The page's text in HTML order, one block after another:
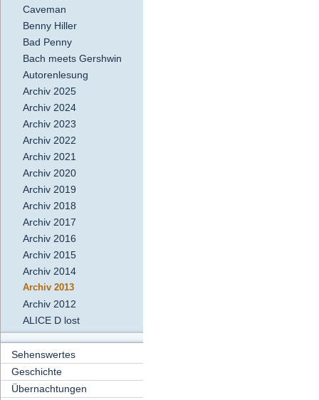
Caveman
Benny Hiller
Bad Penny
Bach meets Gershwin
Autorenlesung
Archiv 2025
Archiv 2024
Archiv 2023
Archiv 2022
Archiv 2021
Archiv 2020
Archiv 2019
Archiv 2018
Archiv 2017
Archiv 2016
Archiv 2015
Archiv 2014
Archiv 2013
Archiv 2012
ALICE D lost
Sehenswertes
Geschichte
Übernachtungen